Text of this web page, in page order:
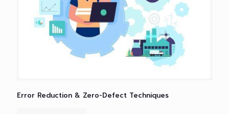
Error Reduction & Zero-Defect Techniques